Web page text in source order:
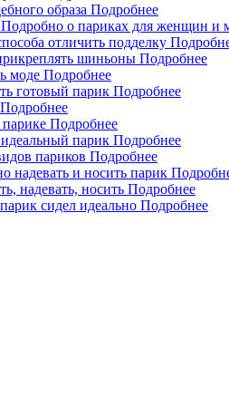
образа Подробнее
о париках для женщин и
отличить подделку
шиньоны Подробнее
моде Подробнее
готовый парик Подробнее
Подробнее
Подробнее
парик Подробнее
париков Подробнее
надевать и носить парик
надевать, носить Подробнее
сидел идеально Подробнее